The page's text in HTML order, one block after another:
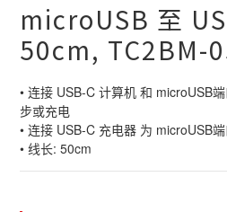
microUSB 至
50cm, TC2BM-
• 连接 USB-C 计算机 和 microUSB
步或充电
• 连接 USB-C 充电器 为 microUSB
• 线长: 50cm